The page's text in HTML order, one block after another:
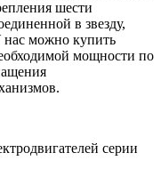
шести
в звезду,
нас можно купить
мощности по
серии